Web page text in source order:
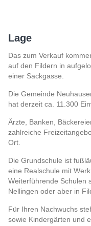
Lage
Das zum Verkauf
auf den Fildern in
einer Sackgasse.
Die Gemeinde
hat derzeit ca. 11.300
Ärzte, Banken,
zahlreiche
Ort.
Die Grundschule ist
eine Realschule mit
Weiterführende Schulen
Nellingen oder aber in
Für Ihren Nachwuchs
sowie Kindergärten und